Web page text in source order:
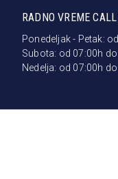
RADNO VREME
Ponedeljak - Petak:
Subota: od 07:00h
Nedelja: od 07:00h